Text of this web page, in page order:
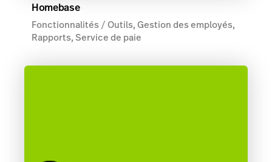
Homebase
Fonctionnalités / Outils, Gestion des employés,
Rapports, Service de paie